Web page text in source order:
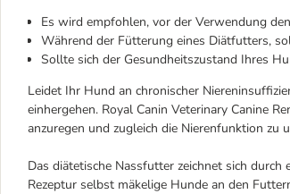
Es wird empfohlen, vor der Verwendung
Während der Fütterung eines Diätfutters,
Sollte sich der Gesundheitszustand Ihres
Leidet Ihr Hund an chronischer
einhergehen. Royal Canin Veterinary Canine
anzuregen und zugleich die Nierenfunktion zu
Das diätetische Nassfutter zeichnet sich
Rezeptur selbst mäkelige Hunde an den